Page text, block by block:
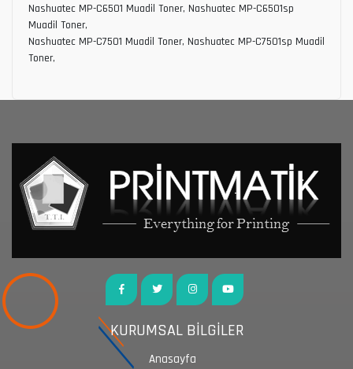
Nashuatec MP-C6501 Muadil Toner, Nashuatec MP-C6501sp
Muadil Toner,
Nashuatec MP-C7501 Muadil Toner, Nashuatec MP-C7501sp Muadil
Toner,
KURUMSAL BİLGİLER
Anasayfa